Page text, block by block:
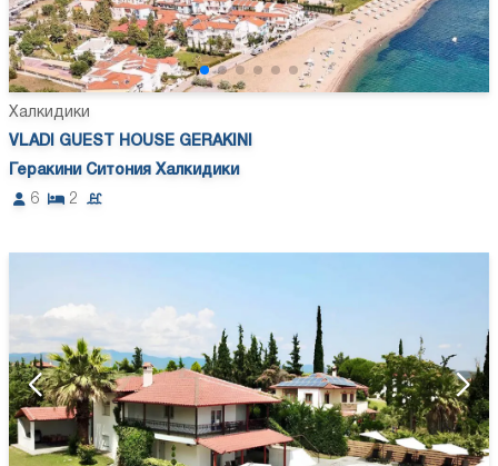
Халкидики
VLADI GUEST HOUSE GERAKINI
Геракини Ситония Халкидики
6
2